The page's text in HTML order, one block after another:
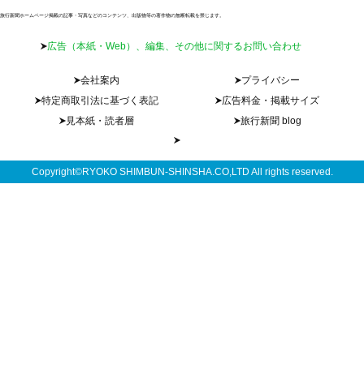
旅行新聞ホームページ掲載の記事・写真などのコンテンツ、出版物等の著作物の無断転載を禁じます。
広告（本紙・Web）、編集、その他に関するお問い合わせ
会社案内
プライバシー
特定商取引法に基づく表記
広告料金・掲載サイズ
見本紙・読者層
旅行新聞 blog
Copyright©RYOKO SHIMBUN-SHINSHA.CO,LTD All rights reserved.